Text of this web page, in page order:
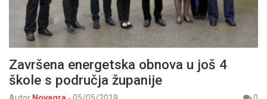
Završena energetska obnova u još 4
škole s područja županije